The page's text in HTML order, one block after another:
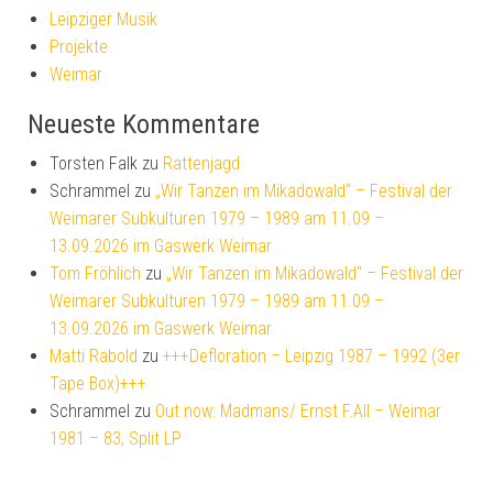
Leipziger Musik
Projekte
Weimar
Neueste Kommentare
Torsten Falk zu Rattenjagd
Schrammel zu „Wir Tanzen im Mikadowald“ – Festival der
Weimarer Subkulturen 1979 – 1989 am 11.09 –
13.09.2026 im Gaswerk Weimar
Tom Fröhlich zu „Wir Tanzen im Mikadowald“ – Festival der
Weimarer Subkulturen 1979 – 1989 am 11.09 –
13.09.2026 im Gaswerk Weimar
Matti Rabold zu +++Defloration – Leipzig 1987 – 1992 (3er
Tape Box)+++
Schrammel zu Out now: Madmans/ Ernst F.All – Weimar
1981 – 83, Split LP